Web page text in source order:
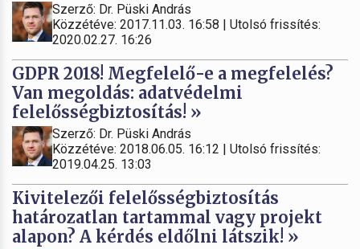
Szerző: Dr. Püski András
Közzétéve: 2017.11.03. 16:58 | Utolsó frissítés:
2020.02.27. 16:26
GDPR 2018! Megfelelő-e a megfelelés?
Van megoldás: adatvédelmi
felelősségbiztosítás! »
Szerző: Dr. Püski András
Közzétéve: 2018.06.05. 16:12 | Utolsó frissítés:
2019.04.25. 13:03
Kivitelezői felelősségbiztosítás
határozatlan tartammal vagy projekt
alapon? A kérdés eldőlni látszik! »